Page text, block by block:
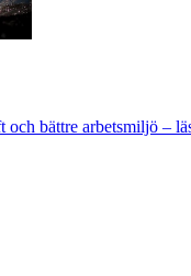
bättre arbetsmiljö –